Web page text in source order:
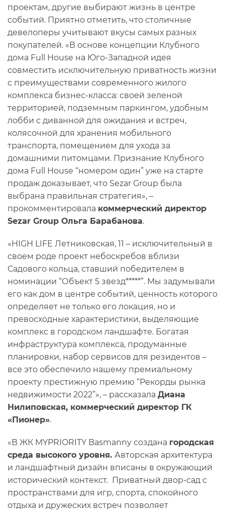
проектам, другие выбирают жизнь в центре
событий. Приятно отметить, что столичные
девелоперы учитывают вкусы самых разных
покупателей. «В основе концепции Клубного
дома Full House на Юго-Западной идея
совместить исключительную приватность жизни
с преимуществами современного жилого
комплекса бизнес-класса: своей зеленой
территорией, подземным паркингом, удобным
лобби с диванной для ожидания и встреч,
колясочной для хранения мобильного
транспорта, помещением для ухода за
домашними питомцами. Признание Клубного
дома Full House “номером один” уже на старте
продаж доказывает, что Sezar Group была
выбрана правильная стратегия», –
прокомментировала коммерческий директор
Sezar Group Ольга Барабанова.
«HIGH LIFE Летниковская, 11 – исключительный в
своем роде проект небоскребов вблизи
Садового кольца, ставший победителем в
номинации “Объект 5 звезд*****”. Мы задумывали
его как дом в центре событий, ценность которого
определяет не только его локация, но и
превосходные характеристики, выделяющие
комплекс в городском ландшафте. Богатая
инфраструктура комплекса, продуманные
планировки, набор сервисов для резидентов –
все это обеспечило нашему премиальному
проекту престижную премию “Рекорды рынка
недвижимости 2022”», – рассказала Диана
Нилиповская, коммерческий директор ГК
«Пионер».
«В ЖК MYPRIORITY Basmanny создана городская
среда высокого уровня. Авторская архитектура
и ландшафтный дизайн вписаны в окружающий
исторический контекст. Приватный двор-сад с
пространствами для игр, спорта, спокойного
отдыха и дружеских встреч позволяет